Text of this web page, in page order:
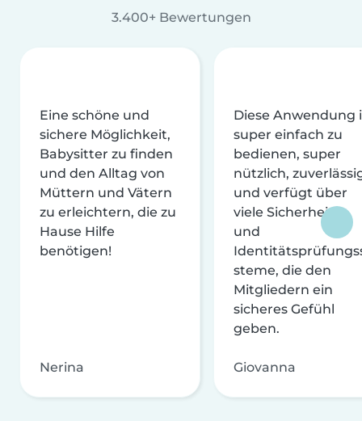
3.400+ Bewertungen
Eine schöne und
sichere Möglichkeit,
Babysitter zu finden
und den Alltag von
Müttern und Vätern
zu erleichtern, die zu
Hause Hilfe
benötigen!
Nerina
Diese Anwendung
super einfach zu
bedienen, super
nützlich,
und verfügt über
viele Sicherheits-
und
steme, die den
Mitgliedern ein
sicheres Gefühl
geben.
Giovanna